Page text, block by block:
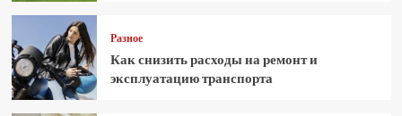
Разное
Как снизить расходы на ремонт и
эксплуатацию транспорта